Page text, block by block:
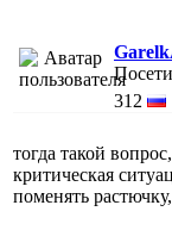
312
тогда такой
критическая
поменять